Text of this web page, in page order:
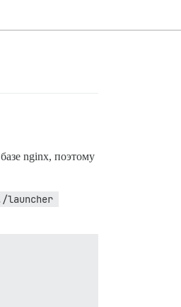
nginx, поэтому
launcher